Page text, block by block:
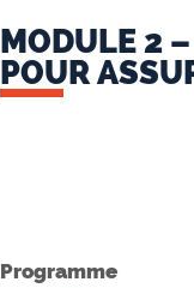
MODULE 2 –
POUR
Programme